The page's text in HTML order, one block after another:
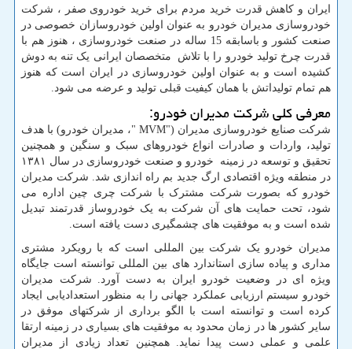
ایران و کاهش قدرت خرید مردم برای خرید خودروی صفر ، شرکت
خودروسازی مدیران خودرو به عنوان اولین خودروسازان خصوصی در
صنعت کشور و باسابقه 15 ساله در صنعت خودروسازی ، هنوز هم با
قدرت چرخ تولید خودرو را با تلاش متخصصان ایرانی یک تنه به دوش
کشیده است و به عنوان اولین خودروسازی در ایران است که هنوز
هم تمام تولیداتش با همان کیفیت قبلی تولید و عرضه می شود.
معرفی کلی شرکت مدیران خودرو:
شرکت صنایع خودروسازی مدیران ("MVM "، مدیران خودرو) با هدف
تولید، واردات و صادرات انواع خودروهای سبک و سنگین و همچنین
تحقیق و توسعه در زمینه خودرو و صنعت خودروسازی در سال ۱۳۸۱
در منطقه ویژه اقتصادی ارگ جدید بم راه اندازی شد. شرکت مدیران
خودرو که بصورت شرکت مشترک با شرکت چری چین اداره می
شود، تحت حمایت های آن شرکت به یک خودروساز قدرتمند تبدیل
شده است و به موفقیت های چشمگیری دست یافته است.
مدیران خودرو یک شرکت بین المللی است که با رویکرد مشتری
مداری و پیاده سازی استاندارد های بین المللی توانسته است جایگاه
ویژه ای در وضعیت خودرو ایران به دست آورد. شرکت مدیران
خودرو سیستم ارزیابی عملکرد جهانی را به منظور استعدادیابی ایجاد
کرده است و توانسته است با الگو برداری از شرکتهای موفق در
سایر کشور ها در زمان محدود به موفقیت های بسیاری در زمینه ارتقا
علمی و عملی دست پیدا نماید. همچنین تعداد زیادی از مدیران